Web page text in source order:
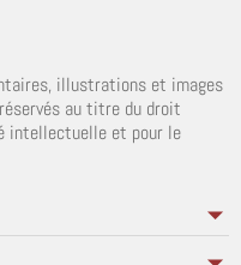
illustrations et images
au titre du droit
intellectuelle et pour le